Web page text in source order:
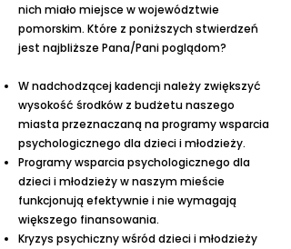
nich miało miejsce w województwie
pomorskim. Które z poniższych stwierdzeń
jest najbliższe Pana/Pani poglądom?
W nadchodzącej kadencji należy zwiększyć
wysokość środków z budżetu naszego
miasta przeznaczaną na programy wsparcia
psychologicznego dla dzieci i młodzieży.
Programy wsparcia psychologicznego dla
dzieci i młodzieży w naszym mieście
funkcjonują efektywnie i nie wymagają
większego finansowania.
Kryzys psychiczny wśród dzieci i młodzieży